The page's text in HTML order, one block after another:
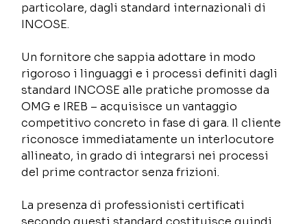
particolare, dagli standard internazionali di
INCOSE.
Un fornitore che sappia adottare in modo
rigoroso i linguaggi e i processi definiti dagli
standard INCOSE alle pratiche promosse da
OMG e IREB – acquisisce un vantaggio
competitivo concreto in fase di gara. Il cliente
riconosce immediatamente un interlocutore
allineato, in grado di integrarsi nei processi
del prime contractor senza frizioni.
La presenza di professionisti certificati